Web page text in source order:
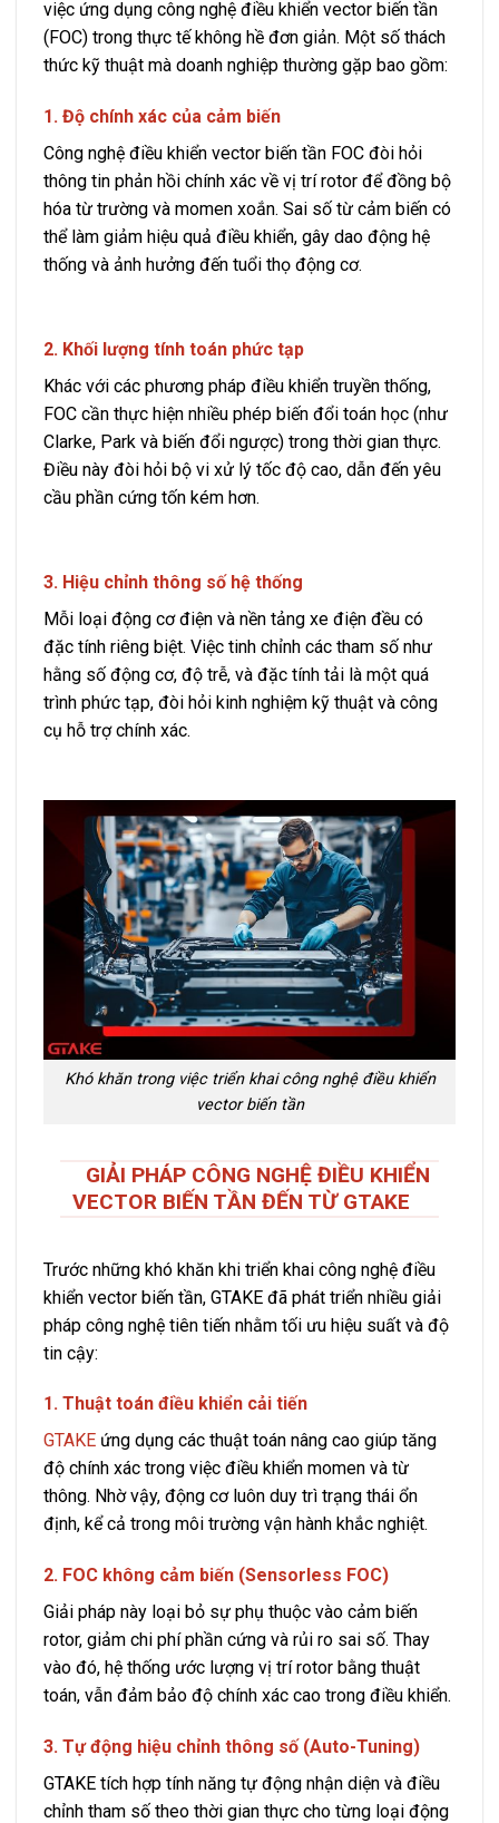
việc ứng dụng công nghệ điều khiển vector biến tần
(FOC) trong thực tế không hề đơn giản. Một số thách
thức kỹ thuật mà doanh nghiệp thường gặp bao gồm:
1. Độ chính xác của cảm biến
Công nghệ điều khiển vector biến tần FOC đòi hỏi
thông tin phản hồi chính xác về vị trí rotor để đồng bộ
hóa từ trường và momen xoắn. Sai số từ cảm biến có
thể làm giảm hiệu quả điều khiển, gây dao động hệ
thống và ảnh hưởng đến tuổi thọ động cơ.
2. Khối lượng tính toán phức tạp
Khác với các phương pháp điều khiển truyền thống,
FOC cần thực hiện nhiều phép biến đổi toán học (như
Clarke, Park và biến đổi ngược) trong thời gian thực.
Điều này đòi hỏi bộ vi xử lý tốc độ cao, dẫn đến yêu
cầu phần cứng tốn kém hơn.
3. Hiệu chỉnh thông số hệ thống
Mỗi loại động cơ điện và nền tảng xe điện đều có
đặc tính riêng biệt. Việc tinh chỉnh các tham số như
hằng số động cơ, độ trễ, và đặc tính tải là một quá
trình phức tạp, đòi hỏi kinh nghiệm kỹ thuật và công
cụ hỗ trợ chính xác.
Khó khăn trong việc triển khai công nghệ điều khiển
vector biến tần
GIẢI PHÁP CÔNG NGHỆ ĐIỀU KHIỂN
VECTOR BIẾN TẦN ĐẾN TỪ GTAKE
Trước những khó khăn khi triển khai công nghệ điều
khiển vector biến tần, GTAKE đã phát triển nhiều giải
pháp công nghệ tiên tiến nhằm tối ưu hiệu suất và độ
tin cậy:
1. Thuật toán điều khiển cải tiến
GTAKE ứng dụng các thuật toán nâng cao giúp tăng
độ chính xác trong việc điều khiển momen và từ
thông. Nhờ vậy, động cơ luôn duy trì trạng thái ổn
định, kể cả trong môi trường vận hành khắc nghiệt.
2. FOC không cảm biến (Sensorless FOC)
Giải pháp này loại bỏ sự phụ thuộc vào cảm biến
rotor, giảm chi phí phần cứng và rủi ro sai số. Thay
vào đó, hệ thống ước lượng vị trí rotor bằng thuật
toán, vẫn đảm bảo độ chính xác cao trong điều khiển.
3. Tự động hiệu chỉnh thông số (Auto-Tuning)
GTAKE tích hợp tính năng tự động nhận diện và điều
chỉnh tham số theo thời gian thực cho từng loại động